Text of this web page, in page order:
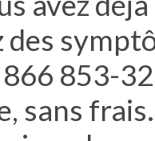
des
866 853-
sans frais.